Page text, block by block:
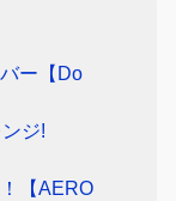
ー【Do
ジ!
【AERO